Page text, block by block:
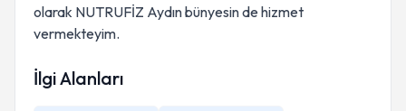
olarak NUTRUFİZ Aydın bünyesin de hizmet
vermekteyim.
İlgi Alanları